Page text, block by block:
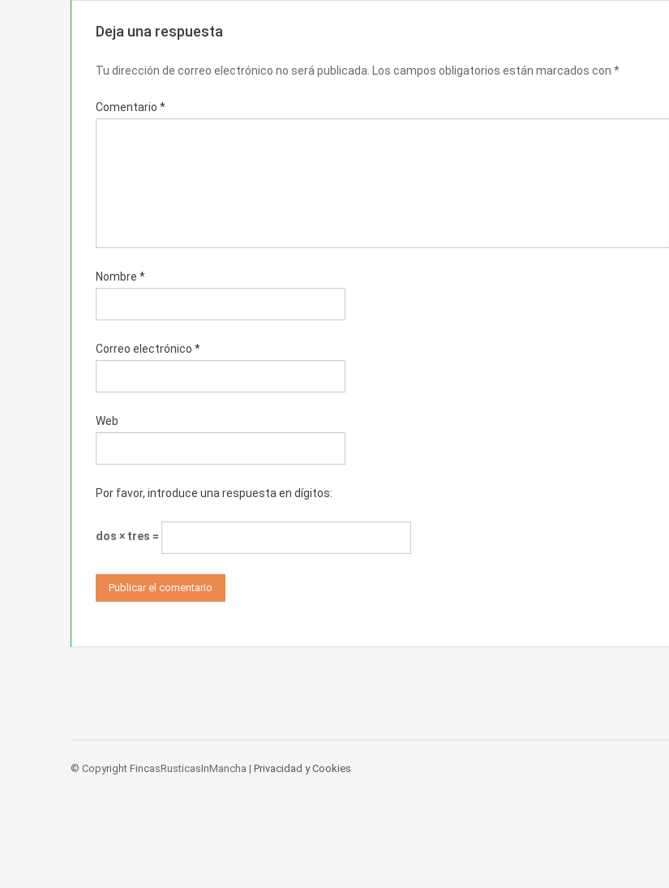
Deja una respuesta
Tu dirección de correo electrónico no será publicada. Los campos obligatorios están marcados con *
Comentario *
Nombre *
Correo electrónico *
Web
Por favor, introduce una respuesta en dígitos:
dos × tres =
© Copyright FincasRusticasInMancha | Privacidad y Cookies